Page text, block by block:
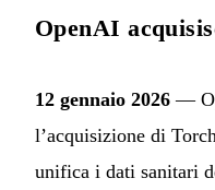
OpenAI
12 gennaio 2026 —
l’acquisizione di
unifica i dati sanitari